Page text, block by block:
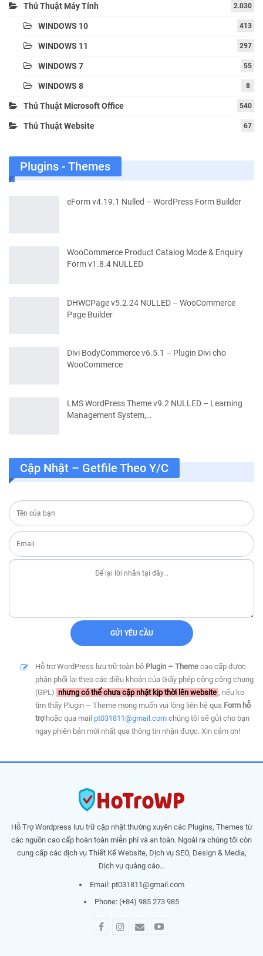
Thủ Thuật Máy Tính 2.030
WINDOWS 10 413
WINDOWS 11 297
WINDOWS 7 55
WINDOWS 8 8
Thủ Thuật Microsoft Office 540
Thủ Thuật Website 67
Plugins - Themes
eForm v4.19.1 Nulled – WordPress Form Builder
WooCommerce Product Catalog Mode & Enquiry
Form v1.8.4 NULLED
DHWCPage v5.2.24 NULLED – WooCommerce
Page Builder
Divi BodyCommerce v6.5.1 – Plugin Divi cho
WooCommerce
LMS WordPress Theme v9.2 NULLED – Learning
Management System,…
Cập Nhật – Getfile Theo Y/c
Hỗ trợ WordPress lưu trữ toàn bộ Plugin – Theme cao cấp được
phân phối lại theo các điều khoản của Giấy phép công cộng chung
(GPL) nhưng có thể chưa cập nhật kịp thời lên website , nếu ko
tìm thấy Plugin – Theme mong muốn vui lòng liên hệ qua Form hỗ
trợhoặc qua mail pt031811@gmail.com chúng tôi sẽ gửi cho bạn
ngay phiên bản mới nhất qua thông tin nhận được. Xin cảm ơn!
Hỗ Trợ Wordpress lưu trữ cập nhật thường xuyên các Plugins, Themes từ
các nguồn cao cấp hoàn toàn miễn phí và an toàn. Ngoài ra chúng tôi còn
cung cấp các dịch vụ Thiết Kế Website, Dịch vụ SEO, Design & Media,
Dịch vụ quảng cáo...
Email: pt031811@gmail.com
Phone: (+84) 985 273 985